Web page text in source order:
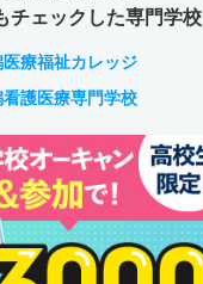
チェックした専門学校
医療福祉カレッジ
看護医療専門学校